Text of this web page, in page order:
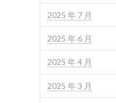
2025 年 7 月
2025 年 6 月
2025 年 4 月
2025 年 3 月